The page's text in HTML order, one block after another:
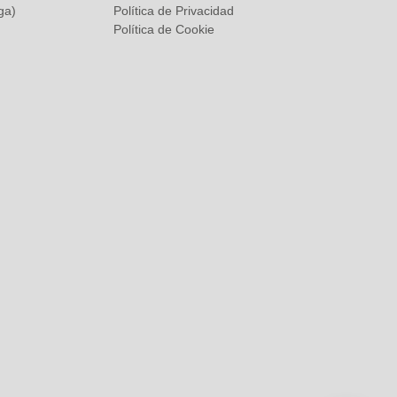
Política de Privacidad
Política de Cookie